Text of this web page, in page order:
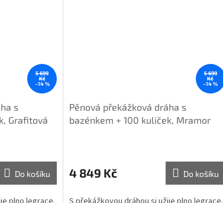
5 699
Kč
–14 %
s
Grafitová
Do košíku
5 699
Kč
–14 %
Pěnová překážková dráha s
bazénkem + 100 kuliček, Mramor
4 849 Kč Do košíku